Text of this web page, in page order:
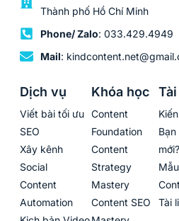
Thành phố Hồ Chí Minh
Phone/ Zalo: 033.429.4949
Mail:
Dịch vụ
Viết bài tối ưu
SEO
Xây kênh
Social
Content
Automation
Khóa học
Content
Foundation
Content
Strategy
Mastery
Content SEO
mới?
Tài